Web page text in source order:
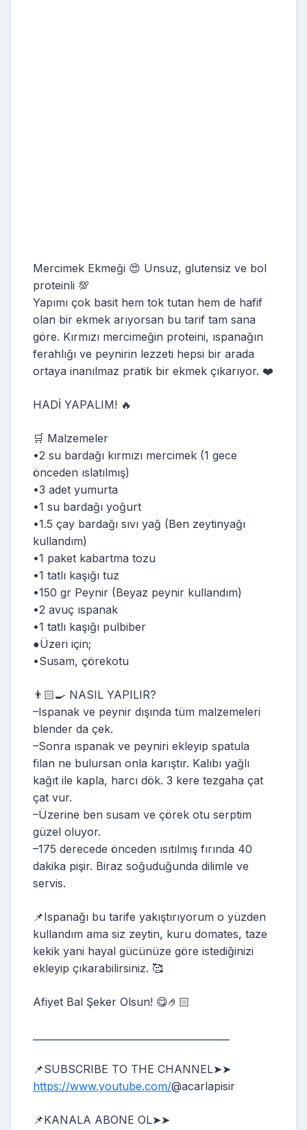
Mercimek Ekmeği 😍 Unsuz, glutensiz ve bol
proteinli 💯
Yapımı çok basit hem tok tutan hem de hafif
olan bir ekmek arıyorsan bu tarif tam sana
göre. Kırmızı mercimeğin proteini, ıspanağın
ferahlığı ve peynirin lezzeti hepsi bir arada
ortaya inanılmaz pratik bir ekmek çıkarıyor. ❤️
HADİ YAPALIM! 🔥
🛒 Malzemeler
•2 su bardağı kırmızı mercimek (1 gece
önceden ıslatılmış)
•3 adet yumurta
•1 su bardağı yoğurt
•1.5 çay bardağı sıvı yağ (Ben zeytinyağı
kullandım)
•1 paket kabartma tozu
•1 tatlı kaşığı tuz
•150 gr Peynir (Beyaz peynir kullandım)
•2 avuç ıspanak
•1 tatlı kaşığı pulbiber
●Üzeri için;
•Susam, çörekotu
👨🏻‍🍳 NASIL YAPILIR?
–Ispanak ve peynir dışında tüm malzemeleri
blender da çek.
–Sonra ıspanak ve peyniri ekleyip spatula
filan ne bulursan onla karıştır. Kalıbı yağlı
kağıt ile kapla, harcı dök. 3 kere tezgaha çat
çat vur.
–Üzerine ben susam ve çörek otu serptim
güzel oluyor.
–175 derecede önceden ısıtılmış fırında 40
dakika pişir. Biraz soğuduğunda dilimle ve
servis.
📌Ispanağı bu tarife yakıştırıyorum o yüzden
kullandım ama siz zeytin, kuru domates, taze
kekik yani hayal gücünüze göre istediğinizi
ekleyip çıkarabilirsiniz. 🥰
Afiyet Bal Şeker Olsun! 😋🤌🏻
📌SUBSCRIBE TO THE CHANNEL➤➤
https://www.youtube.com/‎⁨@acarlapisir⁩
📌KANALA ABONE OL➤➤